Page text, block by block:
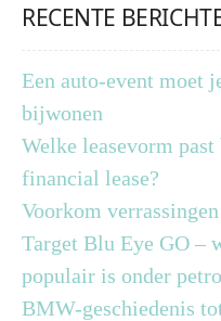
RECENTE
Een auto-event moet
bijwonen
Welke leasevorm
financial lease?
Voorkom
Target Blu Eye GO –
populair is onder
BMW-geschiedenis